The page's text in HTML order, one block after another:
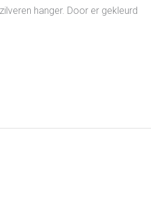
hanger. Door er gekleurd